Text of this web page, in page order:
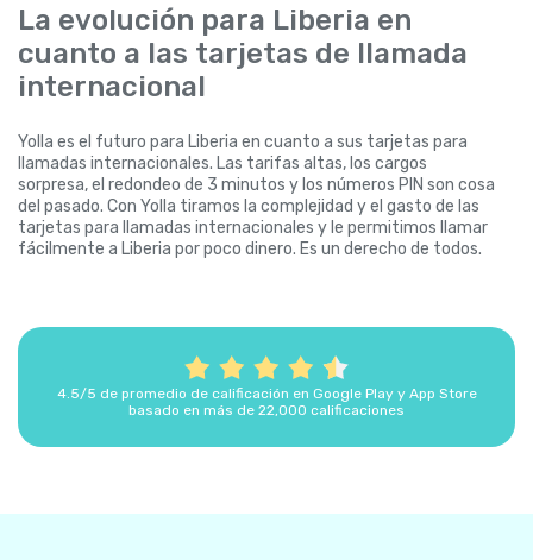
La evolución para Liberia en
cuanto a las tarjetas de llamada
internacional
Yolla es el futuro para Liberia en cuanto a sus tarjetas para
llamadas internacionales. Las tarifas altas, los cargos
sorpresa, el redondeo de 3 minutos y los números PIN son cosa
del pasado. Con Yolla tiramos la complejidad y el gasto de las
tarjetas para llamadas internacionales y le permitimos llamar
fácilmente a Liberia por poco dinero. Es un derecho de todos.
4.5/5 de promedio de calificación en Google Play y App Store
basado en más de 22,000 calificaciones